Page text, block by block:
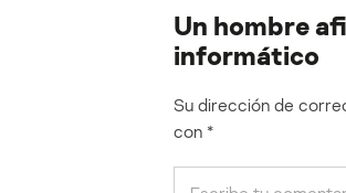
Un hombre
informático
Su dirección de
con *